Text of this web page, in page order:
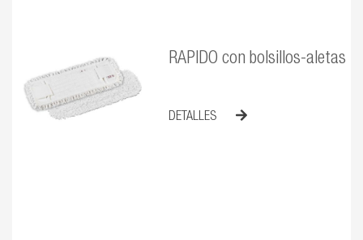
RAPIDO con bolsillos-aletas
DETALLES